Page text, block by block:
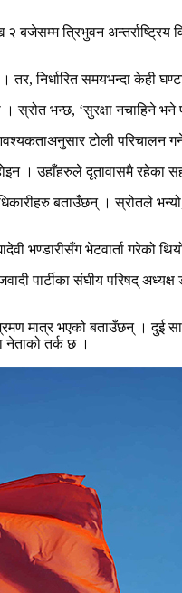
त्रिभुवन अन्तर्राष्ट्रिय
निर्धारित समयभन्दा केही
स्रोत भन्छ, ‘सुरक्षा नचाहिने भने
टोली परिचालन
। उहाँहरुले दूतावासमै रहेका
बताउँछन् । स्रोतले
भण्डारीसँग भेटवार्ता गरेको
पार्टीका संघीय परिषद्
मात्र भएको बताउँछन् । दुई
नेताको तर्क छ ।